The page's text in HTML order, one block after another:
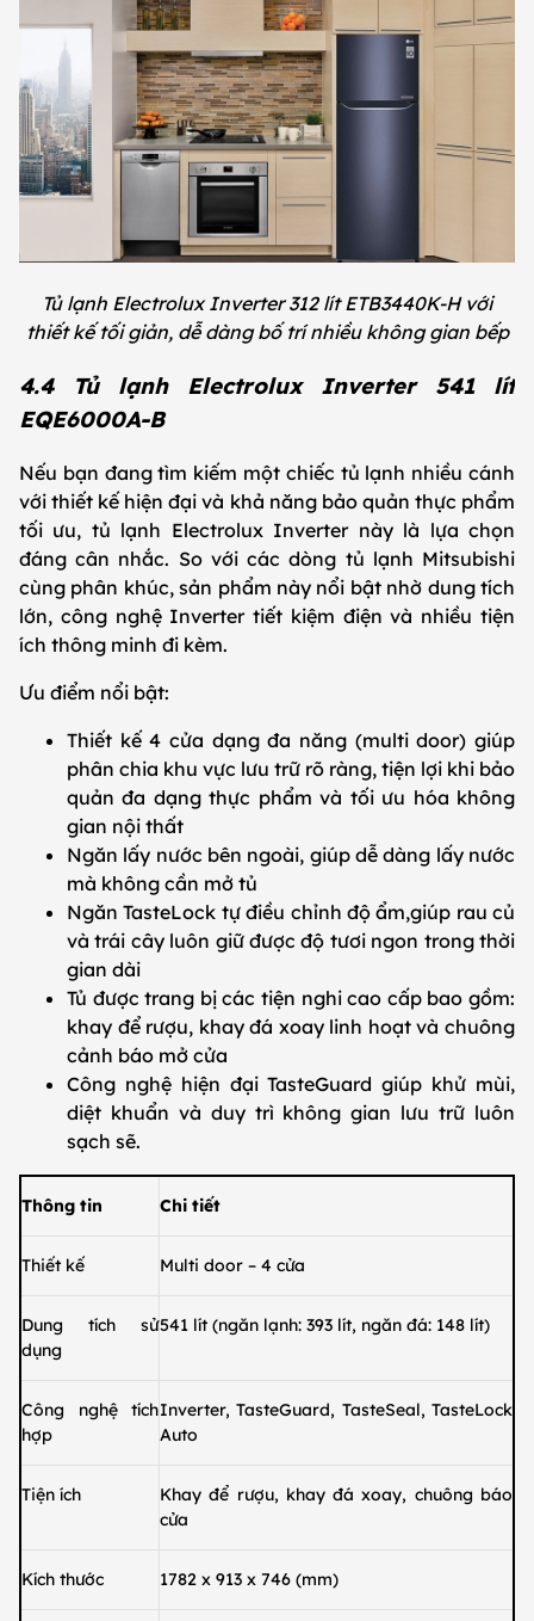
Tủ lạnh Electrolux Inverter 312 lít ETB3440K-H với
thiết kế tối giản, dễ dàng bố trí nhiều không gian bếp
4.4 Tủ lạnh Electrolux Inverter 541 lít
EQE6000A-B
Nếu bạn đang tìm kiếm một chiếc tủ lạnh nhiều cánh
với thiết kế hiện đại và khả năng bảo quản thực phẩm
tối ưu, tủ lạnh Electrolux Inverter này là lựa chọn
đáng cân nhắc. So với các dòng tủ lạnh Mitsubishi
cùng phân khúc, sản phẩm này nổi bật nhờ dung tích
lớn, công nghệ Inverter tiết kiệm điện và nhiều tiện
ích thông minh đi kèm.
Ưu điểm nổi bật:
Thiết kế 4 cửa dạng đa năng (multi door) giúp
phân chia khu vực lưu trữ rõ ràng, tiện lợi khi bảo
quản đa dạng thực phẩm và tối ưu hóa không
gian nội thất
Ngăn lấy nước bên ngoài, giúp dễ dàng lấy nước
mà không cần mở tủ
Ngăn TasteLock tự điều chỉnh độ ẩm,giúp rau củ
và trái cây luôn giữ được độ tươi ngon trong thời
gian dài
Tủ được trang bị các tiện nghi cao cấp bao gồm:
khay để rượu, khay đá xoay linh hoạt và chuông
cảnh báo mở cửa
Công nghệ hiện đại TasteGuard giúp khử mùi,
diệt khuẩn và duy trì không gian lưu trữ luôn
sạch sẽ.
Thông tin Chi tiết
Thiết kế Multi door – 4 cửa
Dung tích sử
dụng
541 lít (ngăn lạnh: 393 lít, ngăn đá: 148 lít)
Công nghệ tích
hợp
Inverter, TasteGuard, TasteSeal, TasteLock
Auto
Tiện ích
Khay để rượu, khay đá xoay, chuông báo
cửa
Kích thước 1782 x 913 x 746 (mm)